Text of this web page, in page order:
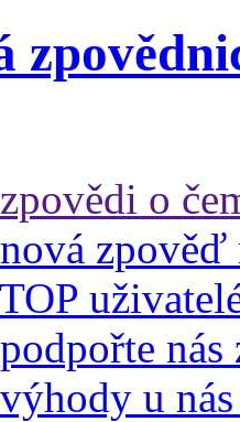
zpovědi o
nová zpověď
TOP
podpořte nás
výhody u nás